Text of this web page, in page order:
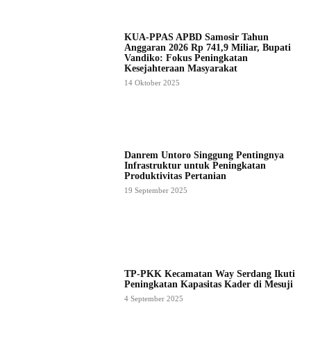
KUA-PPAS APBD Samosir Tahun
Anggaran 2026 Rp 741,9 Miliar, Bupati
Vandiko: Fokus Peningkatan
Kesejahteraan Masyarakat
14 Oktober 2025
Danrem Untoro Singgung Pentingnya
Infrastruktur untuk Peningkatan
Produktivitas Pertanian
19 September 2025
TP-PKK Kecamatan Way Serdang Ikuti
Peningkatan Kapasitas Kader di Mesuji
4 September 2025